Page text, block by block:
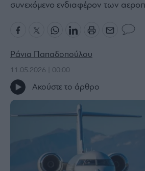
Law
The
συνεχόμενο ενδιαφέρον των
Ράνια Παπαδοπούλου
11.05.2026 | 00:00
Ακούστε το άρθρο